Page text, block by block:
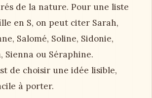
de la nature. Pour une liste
en S, on peut citer Sarah,
Salomé, Soline, Sidonie,
Sienna ou Séraphine.
de choisir une idée lisible,
à porter.